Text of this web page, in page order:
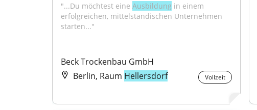
"...Du möchtest eine Ausbildung in einem
erfolgreichen, mittelständischen Unternehmen
starten..."
Beck Trockenbau GmbH
Berlin, Raum Hellersdorf Vollzeit